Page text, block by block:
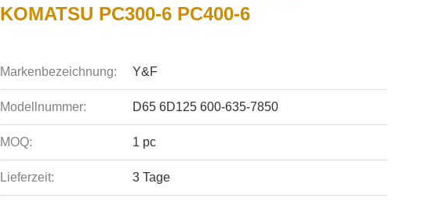
KOMATSU PC300-6 PC400-6
Markenbezeichnung: Y&F
Modellnummer: D65 6D125 600-635-7850
MOQ: 1 pc
Lieferzeit: 3 Tage